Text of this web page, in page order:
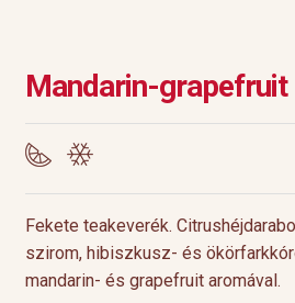
Mandarin-grapefruit
Fekete teakeverék.
szirom, hibiszkusz- és
mandarin- és grapefruit aromával.